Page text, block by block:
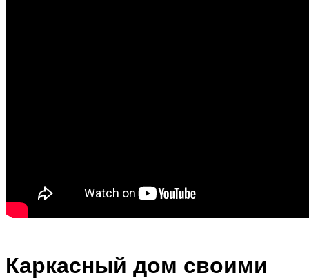
Каркасный дом своими